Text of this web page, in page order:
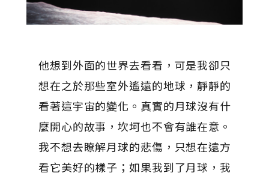
他想到外面的世界去看看，可是我卻只
想在之於那些室外遙遠的地球，靜靜的
看著這宇宙的變化。真實的月球沒有什
麼開心的故事，坎坷也不會有誰在意。
我不想去瞭解月球的悲傷，只想在遠方
看它美好的樣子；如果我到了月球，我